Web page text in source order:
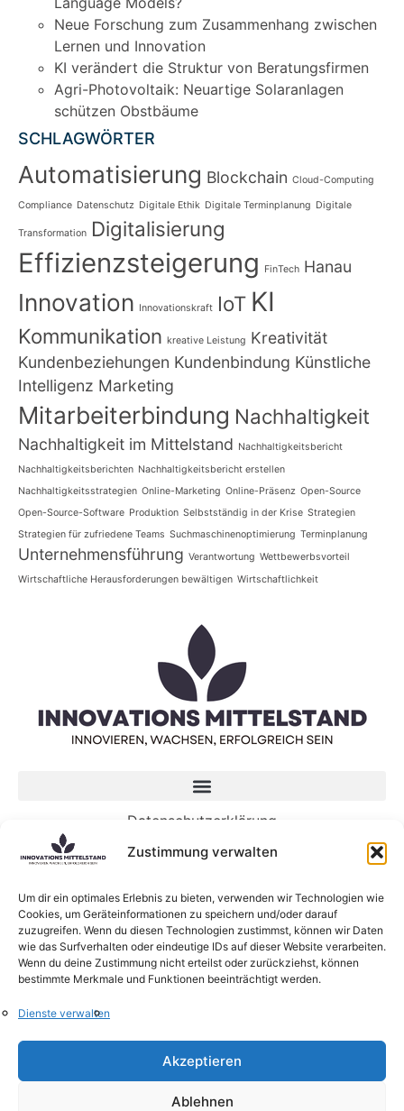
Zustimmung verwalten
Um dir ein optimales Erlebnis zu bieten, verwenden wir Technologien wie
Cookies, um Geräteinformationen zu speichern und/oder darauf
zuzugreifen. Wenn du diesen Technologien zustimmst, können wir Daten
wie das Surfverhalten oder eindeutige IDs auf dieser Website verarbeiten.
Wenn du deine Zustimmung nicht erteilst oder zurückziehst, können
bestimmte Merkmale und Funktionen beeinträchtigt werden.
Dienste verwalten
Akzeptieren
Ablehnen
Neue Forschung zum Zusammenhang zwischen
Lernen und Innovation
KI verändert die Struktur von Beratungsfirmen
Agri-Photovoltaik: Neuartige Solaranlagen
schützen Obstbäume
SCHLAGWÖRTER
Automatisierung Blockchain Cloud-Computing
Compliance Datenschutz Digitale Ethik Digitale Terminplanung Digitale
Transformation Digitalisierung
Effizienzsteigerung FinTech Hanau
Innovation Innovationskraft IoT KI
Kommunikation kreative Leistung Kreativität
Kundenbeziehungen Kundenbindung Künstliche
Intelligenz Marketing
Mitarbeiterbindung Nachhaltigkeit
Nachhaltigkeit im Mittelstand Nachhaltigkeitsbericht
Nachhaltigkeitsberichten Nachhaltigkeitsbericht erstellen
Nachhaltigkeitsstrategien Online-Marketing Online-Präsenz Open-Source
Open-Source-Software Produktion Selbstständig in der Krise Strategien
Strategien für zufriedene Teams Suchmaschinenoptimierung Terminplanung
Unternehmensführung Verantwortung Wettbewerbsvorteil
Wirtschaftliche Herausforderungen bewältigen Wirtschaftlichkeit
Datenschutzerklärung
5 Wege, wie Genossenschaften die Zukunft von
KI gestalten können
KI-Sprachmodelle: Was sind eigentlich Large
Language Models?
Agri-Photovoltaik: Neuartige Solaranlagen